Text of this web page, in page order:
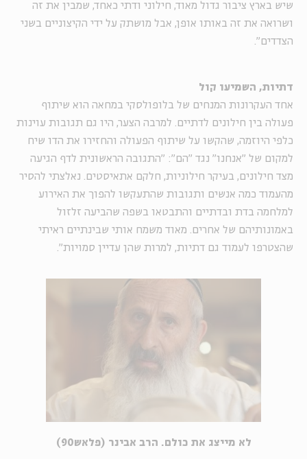
שיש בארץ ציבור גדול מאוד, חילוני ודתי כאחד, שמבין את זה
ושרואה את זה באותו אופן, אבל מושתק על ידי הקיצוניים בשני
הצדדים".
דתיות, השמיעו קול
אחד העקרונות המנחים של בלופולסקי במחאה הוא שיתוף
פעולה בין חילונים לדתיים. למרבה הצער, היו גם תגובות עוינות
כלפי היוזמה, שהקשו על שיתוף הפעולה והחזירו את הדו שיח
למקום של "אנחנו" נגד "הם": "התגובה הראשונית לדף הגיעה
מצד חילונים, בעיקר חילוניות, חלקם אתאיסטים. נאלצתי להסיר
מהעמוד כמה אנשים ותגובות שהתעקשו להפוך את האירוע
למלחמה בדת ובדתיים והתבטאו בשפה שהביעה זלזול
באמונותיהם של אחרים. מאוד משמח אותי שבינתיים ראיתי
שהצטרפו לעמוד גם דתיות, למרות שהן עדיין סמויות".
לא מייצג את כולם. הרב אבינר (פלאש90)